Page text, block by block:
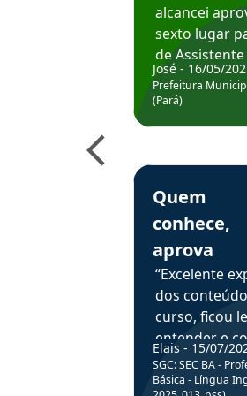
alcancei
sexto lugar
de Assistente
Hoje estou
Prefeitura de
José - 16/05/
Prefeitura
(Pará)
Estudante Elais
Quem
conhece,
aprova
“Excelente
dos
curso, ficou
entender e
prática
resolução de
Elais - 15/07/
SGC: SEC BA -
Básica - Língua